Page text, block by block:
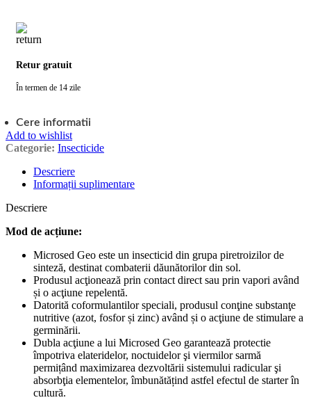
Retur gratuit
În termen de 14 zile
Cere informatii
Add to wishlist
Categorie: Insecticide
Descriere
Informații suplimentare
Descriere
Mod de acțiune:
Microsed Geo este un insecticid din grupa piretroizilor de
sinteză, destinat combaterii dăunătorilor din sol.
Produsul acţionează prin contact direct sau prin vapori având
și o acţiune repelentă.
Datorită coformulantilor speciali, produsul conţine substanţe
nutritive (azot, fosfor și zinc) având și o acţiune de stimulare a
germinării.
Dubla acţiune a lui Microsed Geo garantează protectie
împotriva elateridelor, noctuidelor şi viermilor sarmă
permițând maximizarea dezvoltării sistemului radicular şi
absorbţia elementelor, îmbunătățind astfel efectul de starter în
cultură.